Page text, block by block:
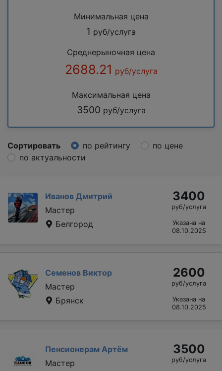
Минимальная цена
1 руб/услуга
Среднерыночная цена
2688.21 руб/услуга
Максимальная цена
3500 руб/услуга
Сортировать по рейтингу
по цене
по актуальности
Иванов Дмитрий
Мастер
Белгород
3400
руб/услуга
Указана на
08.10.2025
Семенов Виктор
Мастер
Брянск
2600
руб/услуга
Указана на
08.10.2025
Пенсионерам Артём
Мастер
3500
руб/услуга